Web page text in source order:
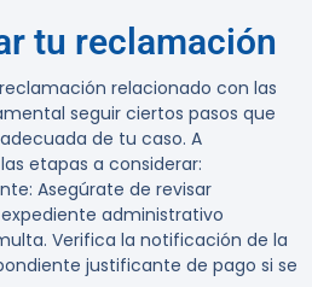
tu reclamación
relacionado con las
seguir ciertos pasos que
de tu caso. A
etapas a considerar:
: Asegúrate de revisar
administrativo
Verifica la notificación de la
justificante de pago si se